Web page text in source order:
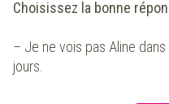
Choisissez la bonne
– Je ne vois pas Aline
jours.